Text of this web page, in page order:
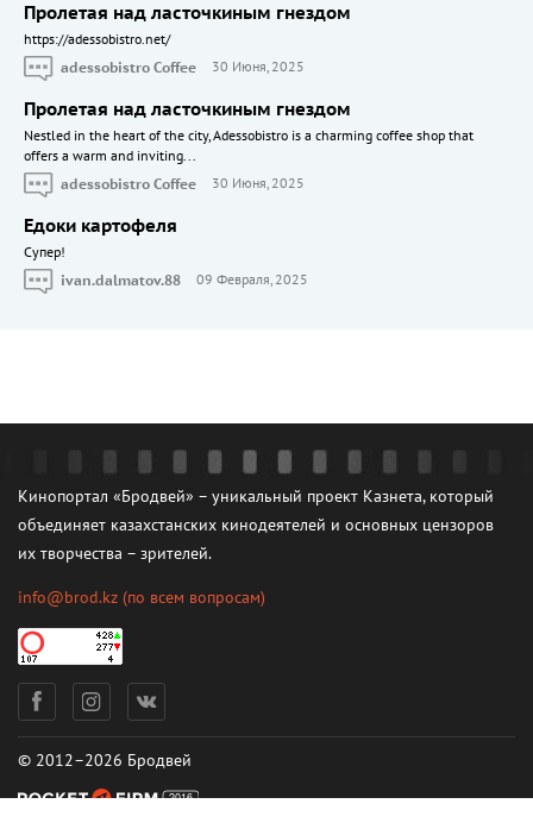
Пролетая над ласточкиным гнездом
https://adessobistro.net/
adessobistro Coffee
30 Июня, 2025
Пролетая над ласточкиным гнездом
Nestled in the heart of the city, Adessobistro is a charming coffee shop that
offers a warm and inviting...
adessobistro Coffee
30 Июня, 2025
Едоки картофеля
Cупер!
ivan.dalmatov.88
09 Февраля, 2025
Кинопортал «Бродвей» – уникальный проект Казнета, который
объединяет казахстанских кинодеятелей и основных цензоров
их творчества – зрителей.
info@brod.kz (по всем вопросам)
© 2012–2026 Бродвей